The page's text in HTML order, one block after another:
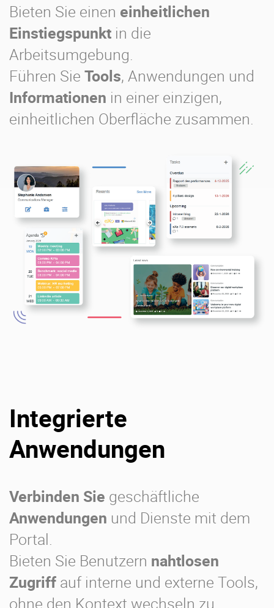
Bieten Sie einen einheitlichen
Einstiegspunkt in die
Arbeitsumgebung.
Führen Sie Tools, Anwendungen und
Informationen in einer einzigen,
einheitlichen Oberfläche zusammen.
Integrierte
Anwendungen
Verbinden Sie geschäftliche
Anwendungen und Dienste mit dem
Portal.
Bieten Sie Benutzern nahtlosen
Zugriff auf interne und externe Tools,
ohne den Kontext wechseln zu